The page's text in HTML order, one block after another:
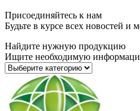
Присоединяйтесь к нам
Будьте в курсе всех новостей
Найдите нужную продукцию
Ищите необходимую